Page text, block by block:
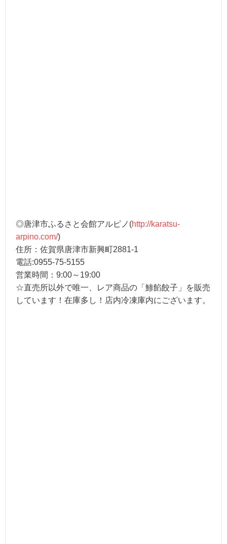
◎唐津市ふるさと会館アルピノ(http://karatsu-
arpino.com/)
住所：佐賀県唐津市新興町2881-1
電話:0955-75-5155
営業時間：9:00～19:00
☆直売所以外で唯一、レア商品の「鯵餡餃子」を販売
しています！在庫多し！店内冷凍庫内にございます。